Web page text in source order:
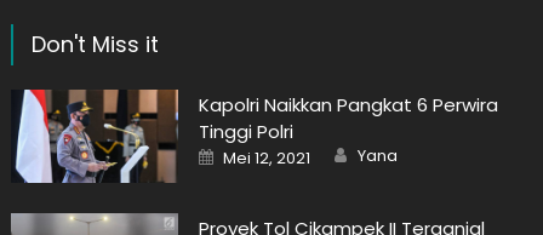
Don't Miss it
Kapolri Naikkan Pangkat 6 Perwira
Tinggi Polri
Posted
on
Mei 12, 2021 Author
Yana
Proyek Tol Cikampek II Terganjal